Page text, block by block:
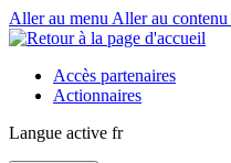
Aller au menu Aller au contenu
Accès partenaires
Actionnaires
Langue active fr